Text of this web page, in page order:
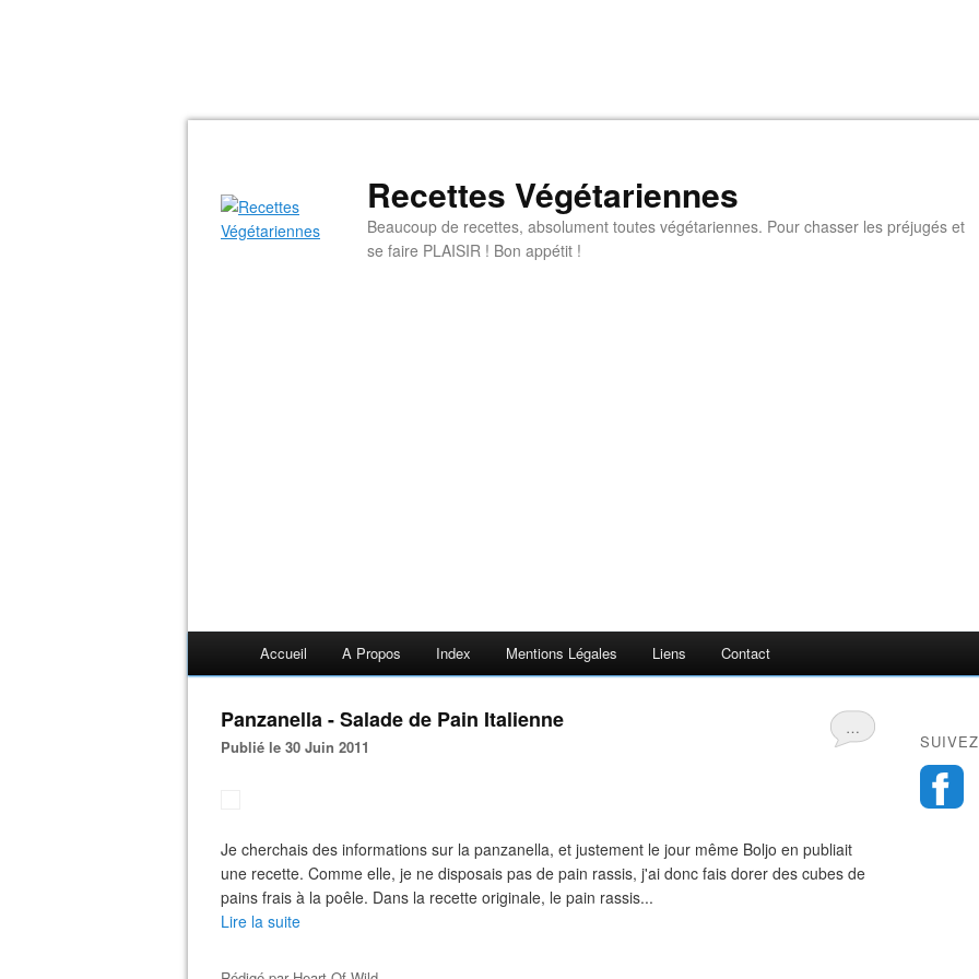
Recettes Végétariennes
Beaucoup de recettes, absolument toutes végétariennes. Pour chasser les préjugés et
se faire PLAISIR ! Bon appétit !
Accueil A Propos Index Mentions Légales Liens Contact
…
Panzanella - Salade de Pain Italienne
Publié le 30 Juin 2011
Je cherchais des informations sur la panzanella, et justement le jour même Boljo en publiait
une recette. Comme elle, je ne disposais pas de pain rassis, j'ai donc fais dorer des cubes de
pains frais à la poêle. Dans la recette originale, le pain rassis...
Lire la suite